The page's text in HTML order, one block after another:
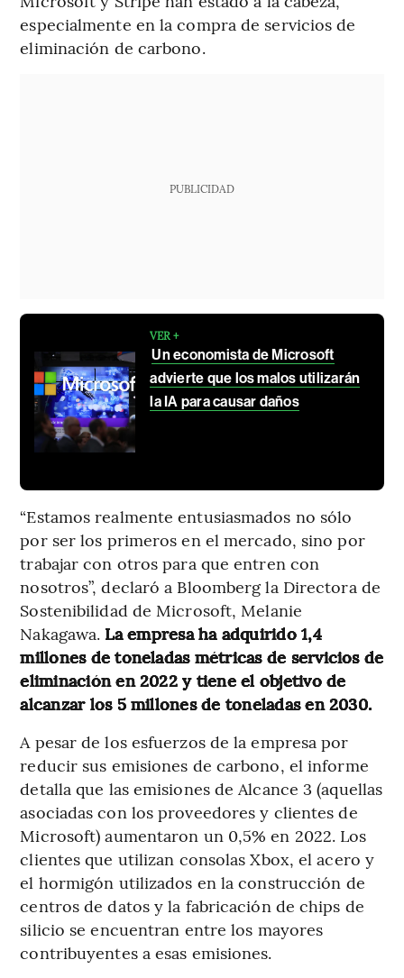
especialmente en la compra de servicios de
eliminación de carbono.
PUBLICIDAD
VER +
Un economista de Microsoft
advierte que los malos utilizarán
la IA para causar daños
“Estamos realmente entusiasmados no sólo
por ser los primeros en el mercado, sino por
trabajar con otros para que entren con
nosotros”, declaró a Bloomberg la Directora de
Sostenibilidad de Microsoft, Melanie
Nakagawa. La empresa ha adquirido 1,4
millones de toneladas métricas de servicios de
eliminación en 2022 y tiene el objetivo de
alcanzar los 5 millones de toneladas en 2030.
A pesar de los esfuerzos de la empresa por
reducir sus emisiones de carbono, el informe
detalla que las emisiones de Alcance 3 (aquellas
asociadas con los proveedores y clientes de
Microsoft) aumentaron un 0,5% en 2022. Los
clientes que utilizan consolas Xbox, el acero y
el hormigón utilizados en la construcción de
centros de datos y la fabricación de chips de
silicio se encuentran entre los mayores
contribuyentes a esas emisiones.